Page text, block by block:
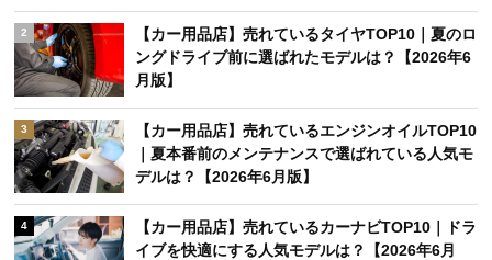
2
【カー用品店】売れているタイヤTOP10｜夏のロ
ングドライブ前に選ばれたモデルは？【2026年6
月版】
3
【カー用品店】売れているエンジンオイルTOP10
｜夏本番前のメンテナンスで選ばれている人気モ
デルは？【2026年6月版】
4
【カー用品店】売れているカーナビTOP10｜ドラ
イブを快適にする人気モデルは？【2026年6月